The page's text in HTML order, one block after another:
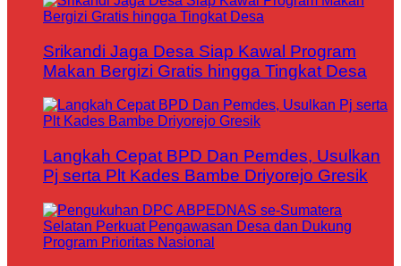
Srikandi Jaga Desa Siap Kawal Program
Makan Bergizi Gratis hingga Tingkat Desa
Langkah Cepat BPD Dan Pemdes, Usulkan
Pj serta Plt Kades Bambe Driyorejo Gresik